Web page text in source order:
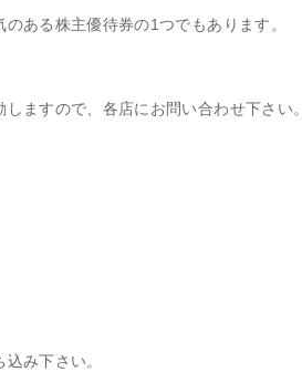
ある株主優待券の1つでもあります。
ますので、各店にお問い合わせ下さい。
み下さい。